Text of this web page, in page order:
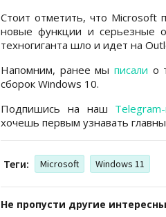
Стоит отметить, что Microsoft
новые функции и серьезные
техногиганта шло и идет на
Напомним, ранее мы писали о
сборок Windows 10.
Подпишись на наш Telegram-
хочешь первым узнавать
Теги: Microsoft Windows 11
Не пропусти другие